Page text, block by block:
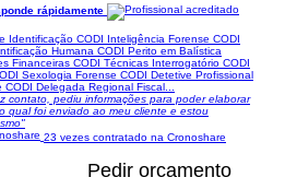
rápidamente
Identificação CODI Inteligência Forense CODI
Humana CODI Perito em Balística
Financeiras CODI Técnicas Interrogatório CODI
Sexologia Forense CODI Detetive Profissional
Delegada Regional Fiscal...
contato, pediu informações para poder elaborar
qual foi enviado ao meu cliente e estou
23 vezes contratado na Cronoshare
Pedir orçamento